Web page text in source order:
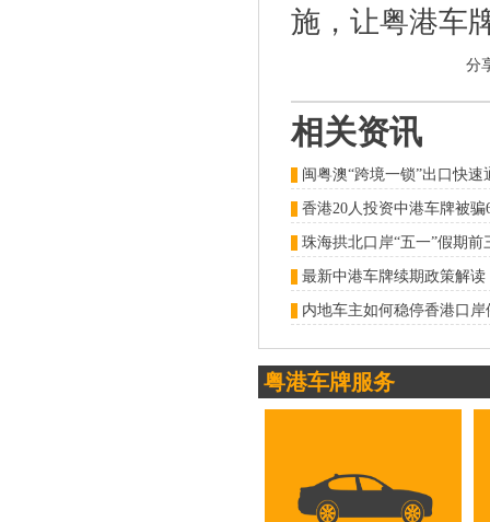
施，让粤港车
分
相关资讯
闽粤澳“跨境一锁”出口快
珠海拱北口岸“五一”假期前
内地车主如何稳停香港口
粤港车牌服务